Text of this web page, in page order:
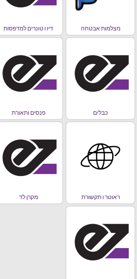
מצלמות אבטחה דיו ו טונרים למדפסות
כבלים פנסים ותאורת
ראוטר ו תקשורת מקרן לד